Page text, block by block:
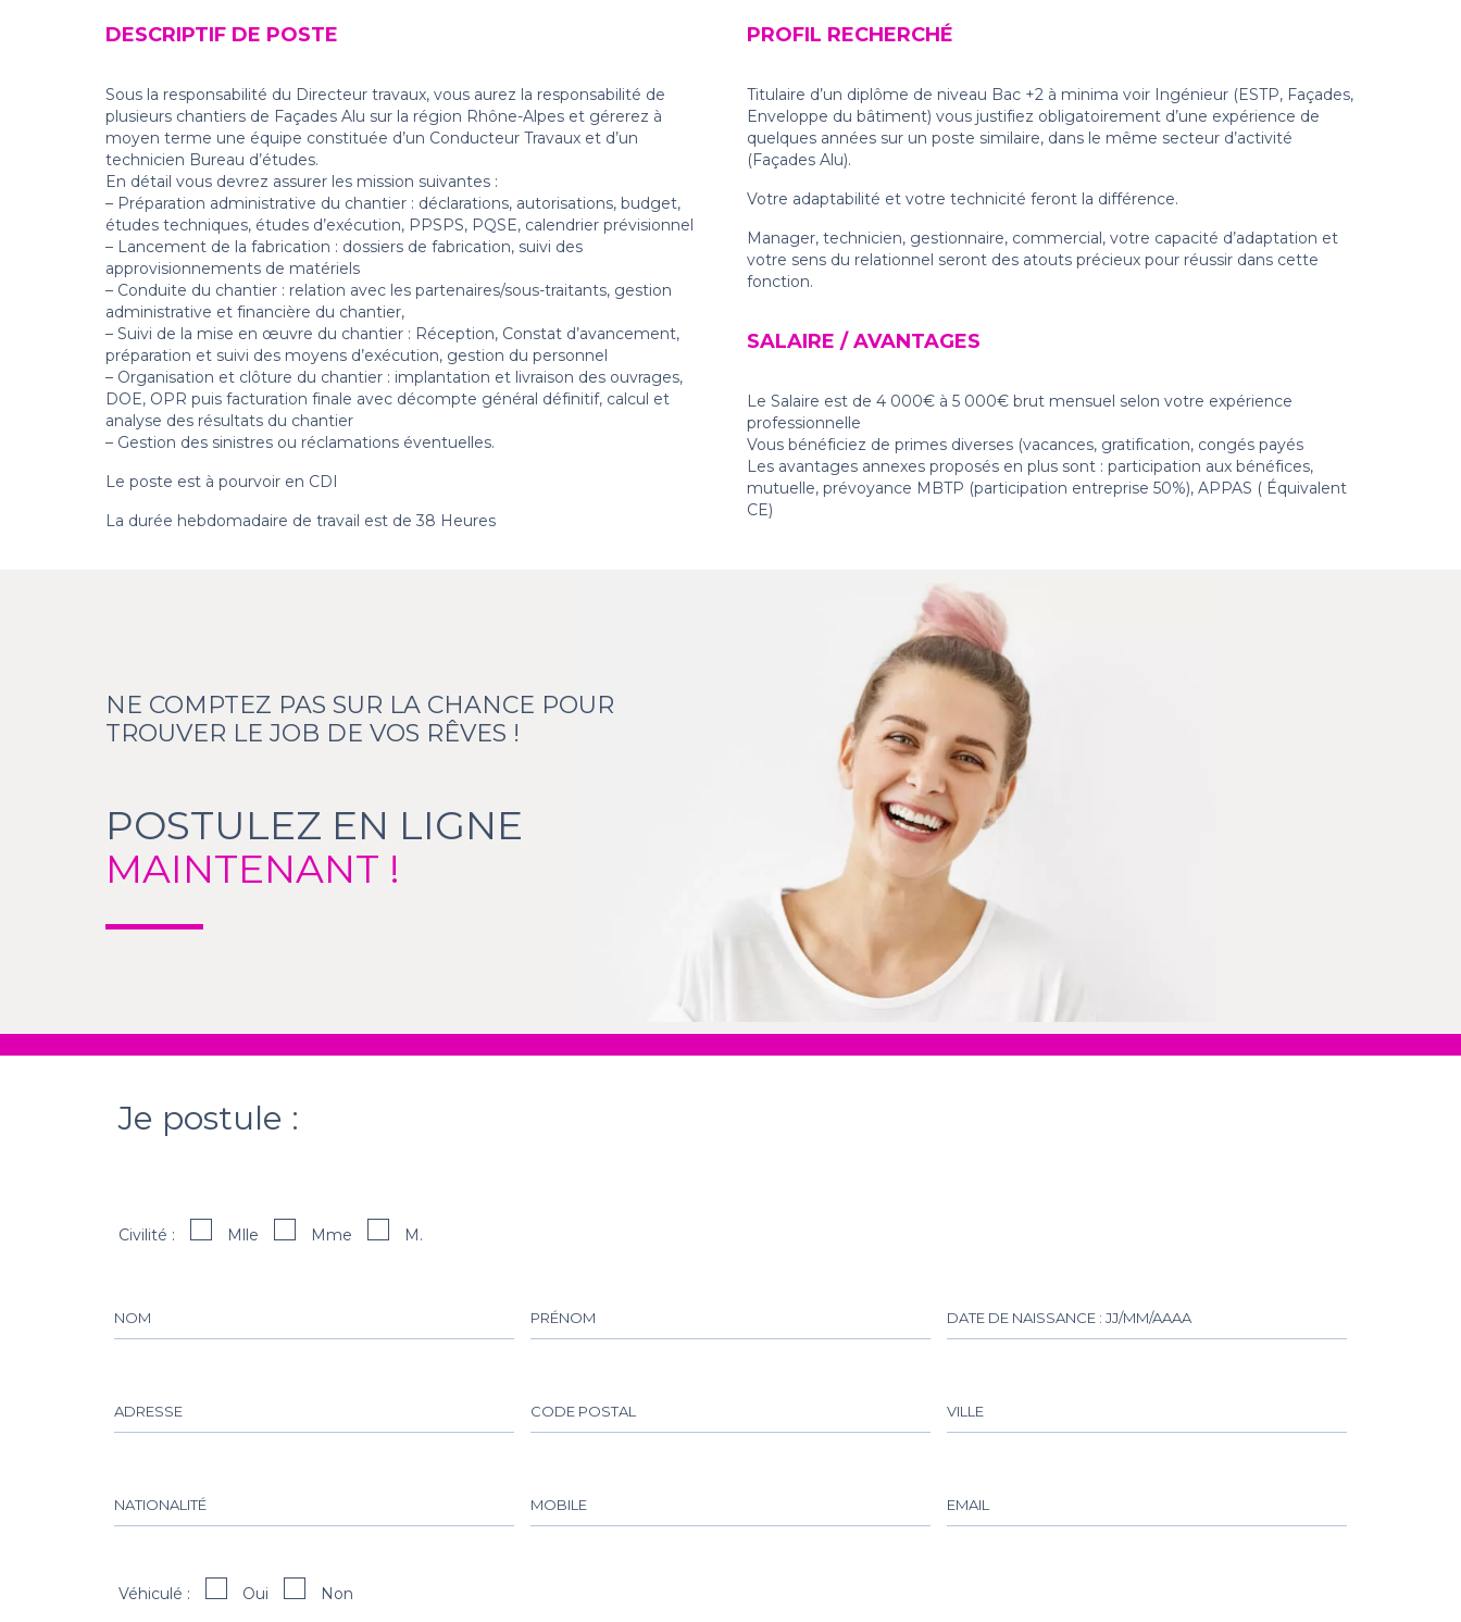
DESCRIPTIF DE POSTE
Sous la responsabilité du Directeur travaux, vous aurez la responsabilité de
plusieurs chantiers de Façades Alu sur la région Rhône-Alpes et gérerez à
moyen terme une équipe constituée d’un Conducteur Travaux et d’un
technicien Bureau d’études.
En détail vous devrez assurer les mission suivantes :
– Préparation administrative du chantier : déclarations, autorisations, budget,
études techniques, études d’exécution, PPSPS, PQSE, calendrier prévisionnel
– Lancement de la fabrication : dossiers de fabrication, suivi des
approvisionnements de matériels
– Conduite du chantier : relation avec les partenaires/sous-traitants, gestion
administrative et financière du chantier,
– Suivi de la mise en œuvre du chantier : Réception, Constat d’avancement,
préparation et suivi des moyens d’exécution, gestion du personnel
– Organisation et clôture du chantier : implantation et livraison des ouvrages,
DOE, OPR puis facturation finale avec décompte général définitif, calcul et
analyse des résultats du chantier
– Gestion des sinistres ou réclamations éventuelles.
Le poste est à pourvoir en CDI
La durée hebdomadaire de travail est de 38 Heures
PROFIL RECHERCHÉ
Titulaire d’un diplôme de niveau Bac +2 à minima voir Ingénieur (ESTP, Façades,
Enveloppe du bâtiment) vous justifiez obligatoirement d’une expérience de
quelques années sur un poste similaire, dans le même secteur d’activité
(Façades Alu).
Votre adaptabilité et votre technicité feront la différence.
Manager, technicien, gestionnaire, commercial, votre capacité d’adaptation et
votre sens du relationnel seront des atouts précieux pour réussir dans cette
fonction.
SALAIRE / AVANTAGES
Le Salaire est de 4 000€ à 5 000€ brut mensuel selon votre expérience
professionnelle
Vous bénéficiez de primes diverses (vacances, gratification, congés payés
Les avantages annexes proposés en plus sont : participation aux bénéfices,
mutuelle, prévoyance MBTP (participation entreprise 50%), APPAS ( Équivalent
CE)
NE COMPTEZ PAS SUR LA CHANCE POUR
TROUVER LE JOB DE VOS RÊVES !
POSTULEZ EN LIGNE
MAINTENANT !
Je postule :
Civilité : Mlle Mme M.
Véhiculé : Oui Non